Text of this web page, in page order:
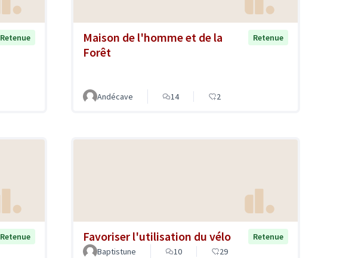
Retenue
Maison de l'homme et de la
Forêt
Retenue
Andécave 14 2
Retenue
Favoriser l'utilisation du vélo
Retenue
Baptistune
10 29